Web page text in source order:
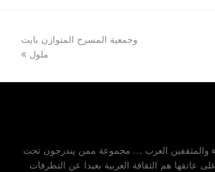
next
وجمعية المسرح المتوازن بايت
ملول
والمثقفين العرب … مجموعة ممن يندرجون تحت
عاتقها هم الثقافة العربية بعيدا عن التطرفات